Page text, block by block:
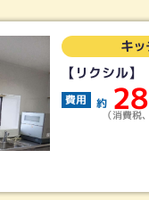
万円
含む）